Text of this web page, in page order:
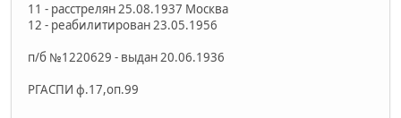
11 - расстрелян 25.08.1937 Москва
12 - реабилитирован 23.05.1956
п/б №1220629 - выдан 20.06.1936
РГАСПИ ф.17,оп.99